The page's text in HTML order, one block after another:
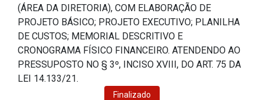
(ÁREA DA DIRETORIA), COM ELABORAÇÃO DE
PROJETO BÁSICO; PROJETO EXECUTIVO; PLANILHA
DE CUSTOS; MEMORIAL DESCRITIVO E
CRONOGRAMA FÍSICO FINANCEIRO. ATENDENDO AO
PRESSUPOSTO NO § 3º, INCISO XVIII, DO ART. 75 DA
LEI 14.133/21.
Finalizado